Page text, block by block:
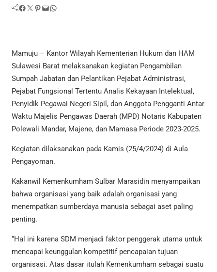
Facebook Twitter Pinterest Mail WhatsApp
Mamuju – Kantor Wilayah Kementerian Hukum dan HAM
Sulawesi Barat melaksanakan kegiatan Pengambilan
Sumpah Jabatan dan Pelantikan Pejabat Administrasi,
Pejabat Fungsional Tertentu Analis Kekayaan Intelektual,
Penyidik Pegawai Negeri Sipil, dan Anggota Pengganti Antar
Waktu Majelis Pengawas Daerah (MPD) Notaris Kabupaten
Polewali Mandar, Majene, dan Mamasa Periode 2023-2025.
Kegiatan dilaksanakan pada Kamis (25/4/2024) di Aula
Pengayoman.
Kakanwil Kemenkumham Sulbar Marasidin menyampaikan
bahwa organisasi yang baik adalah organisasi yang
menempatkan sumberdaya manusia sebagai aset paling
penting.
“Hal ini karena SDM menjadi faktor penggerak utama untuk
mencapai keunggulan kompetitif pencapaian tujuan
organisasi. Atas dasar itulah Kemenkumham sebagai suatu